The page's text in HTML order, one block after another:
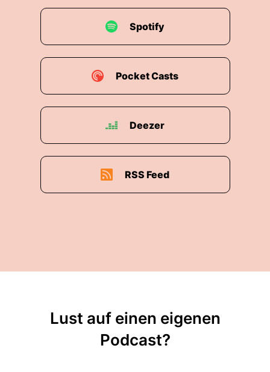
Spotify
Pocket Casts
Deezer
RSS Feed
Lust auf einen eigenen
Podcast?